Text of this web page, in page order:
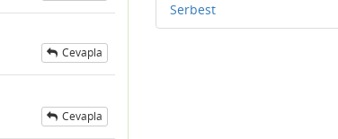
Cevapla
Cevapla
Serbest